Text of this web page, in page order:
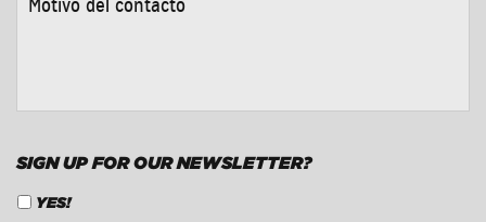
DEL
SIGN UP FOR OUR NEWSLETTER?
YES!